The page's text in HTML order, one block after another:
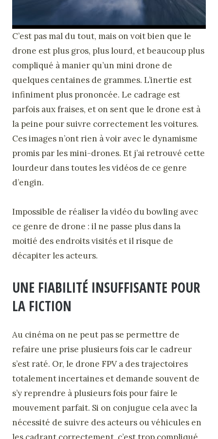
C’est pas mal du tout, mais on voit bien que le
drone est plus gros, plus lourd, et beaucoup plus
compliqué à manier qu’un mini drone de
quelques centaines de grammes. L’inertie est
infiniment plus prononcée. Le cadrage est
parfois aux fraises, et on sent que le drone est à
la peine pour suivre correctement les voitures.
Ces images n’ont rien à voir avec le dynamisme
promis par les mini-drones. Et j’ai retrouvé cette
lourdeur dans toutes les vidéos de ce genre
d’engin.
Impossible de réaliser la vidéo du bowling avec
ce genre de drone : il ne passe plus dans la
moitié des endroits visités et il risque de
décapiter les acteurs.
UNE FIABILITÉ INSUFFISANTE POUR
LA FICTION
Au cinéma on ne peut pas se permettre de
refaire une prise plusieurs fois car le cadreur
s’est raté. Or, le drone FPV a des trajectoires
totalement incertaines et demande souvent de
s’y reprendre à plusieurs fois pour faire le
mouvement parfait. Si on conjugue cela avec la
nécessité de suivre des acteurs ou véhicules en